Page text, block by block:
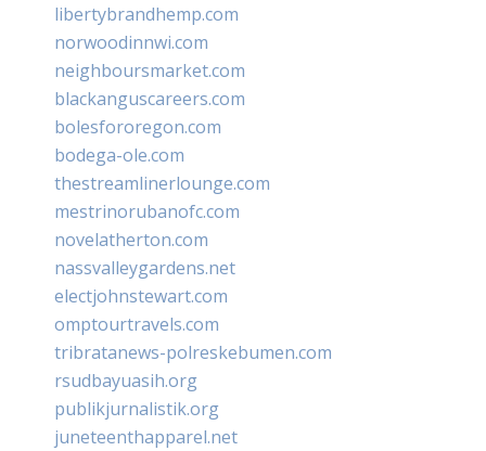
libertybrandhemp.com
norwoodinnwi.com
neighboursmarket.com
blackanguscareers.com
bolesfororegon.com
bodega-ole.com
thestreamlinerlounge.com
mestrinorubanofc.com
novelatherton.com
nassvalleygardens.net
electjohnstewart.com
omptourtravels.com
tribratanews-polreskebumen.com
rsudbayuasih.org
publikjurnalistik.org
juneteenthapparel.net